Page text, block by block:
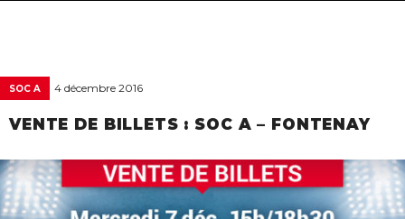
SOC A 4 décembre 2016
VENTE DE BILLETS : SOC A – FONTENAY